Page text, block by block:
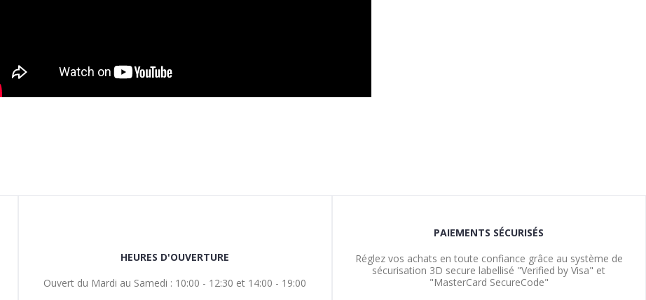
HEURES D'OUVERTURE
Ouvert du Mardi au Samedi : 10:00 - 12:30 et 14:00 - 19:00
PAIEMENTS SÉCURISÉS
Réglez vos achats en toute confiance grâce au système de
sécurisation 3D secure labellisé "Verified by Visa" et
"MasterCard SecureCode"